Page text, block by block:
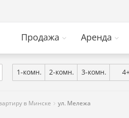
Продажа Аренда
1-комн. 2-комн. 3-комн.
в Минске ул. Мележа